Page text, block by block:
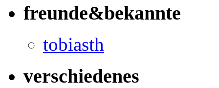
freunde&bekannte
tobiasth
verschiedenes